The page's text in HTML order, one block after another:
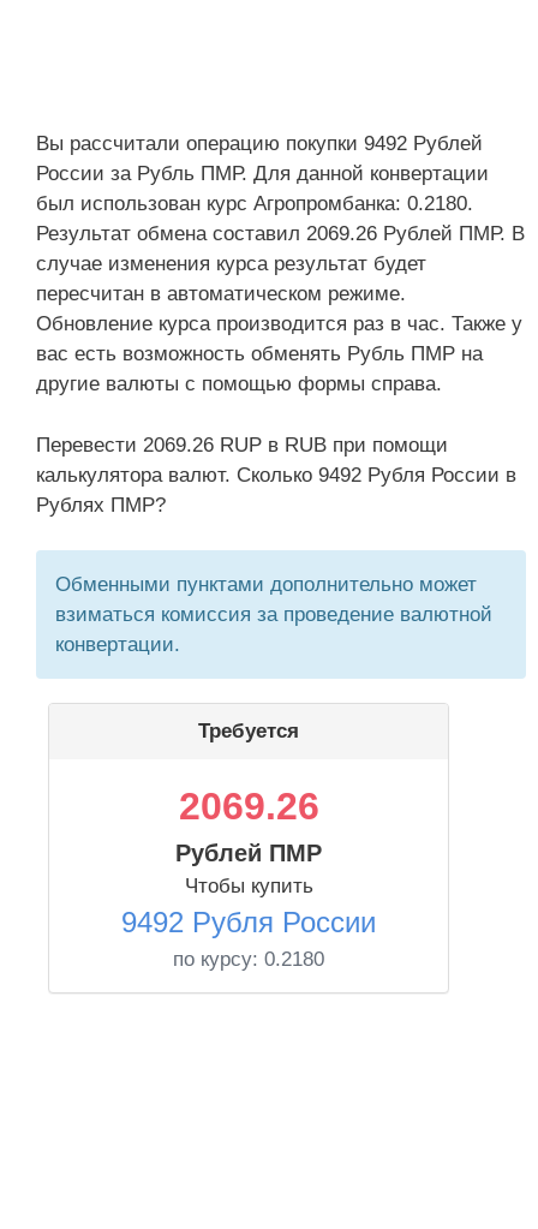
Вы рассчитали операцию покупки 9492 Рублей
России за Рубль ПМР. Для данной конвертации
был использован курс Агропромбанка: 0.2180.
Результат обмена составил 2069.26 Рублей ПМР. В
случае изменения курса результат будет
пересчитан в автоматическом режиме.
Обновление курса производится раз в час. Также у
вас есть возможность обменять Рубль ПМР на
другие валюты с помощью формы справа.
Перевести 2069.26 RUP в RUB при помощи
калькулятора валют. Сколько 9492 Рубля России в
Рублях ПМР?
Обменными пунктами дополнительно может
взиматься комиссия за проведение валютной
конвертации.
Требуется
2069.26
Рублей ПМР
Чтобы купить
9492 Рубля России
по курсу: 0.2180